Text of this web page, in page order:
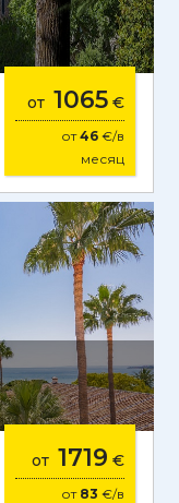
от 1065€
от46€/в
месяц
от 1719 €
от 83 €/в